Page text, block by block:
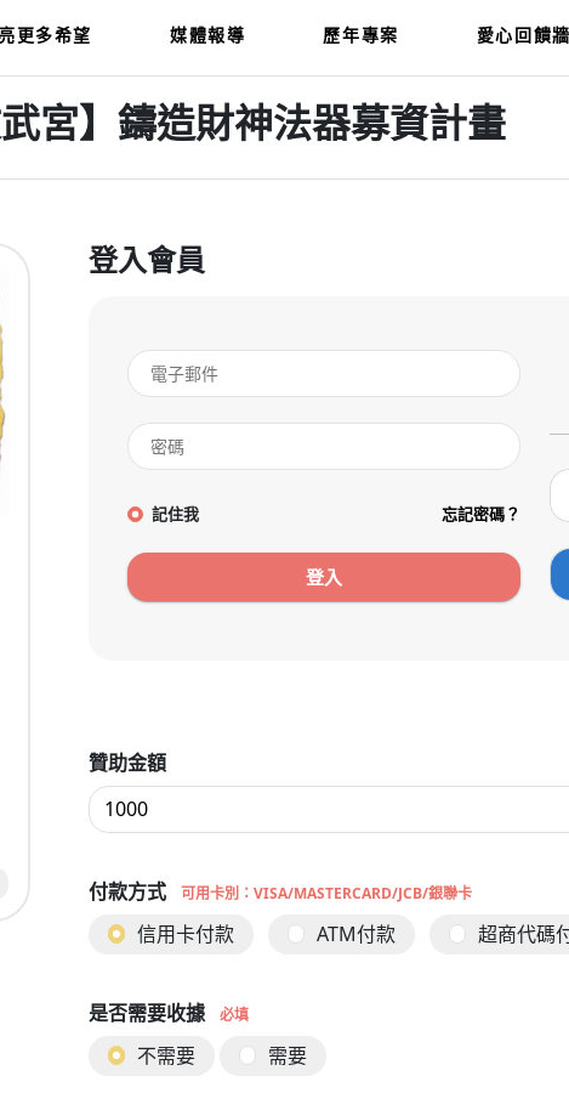
更多希望 媒體報導 歷年專案 愛心回饋
宮】鑄造財神法器募資計畫
登入會員
記住我 忘記密碼？
贊助金額
付款方式 可用卡別：VISA/MASTERCARD/JCB/銀聯卡
信用卡付款 ATM付款 超商代碼
是否需要收據 必填
不需要 需要